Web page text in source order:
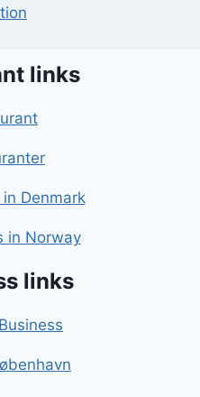
links
Denmark
in Norway
links